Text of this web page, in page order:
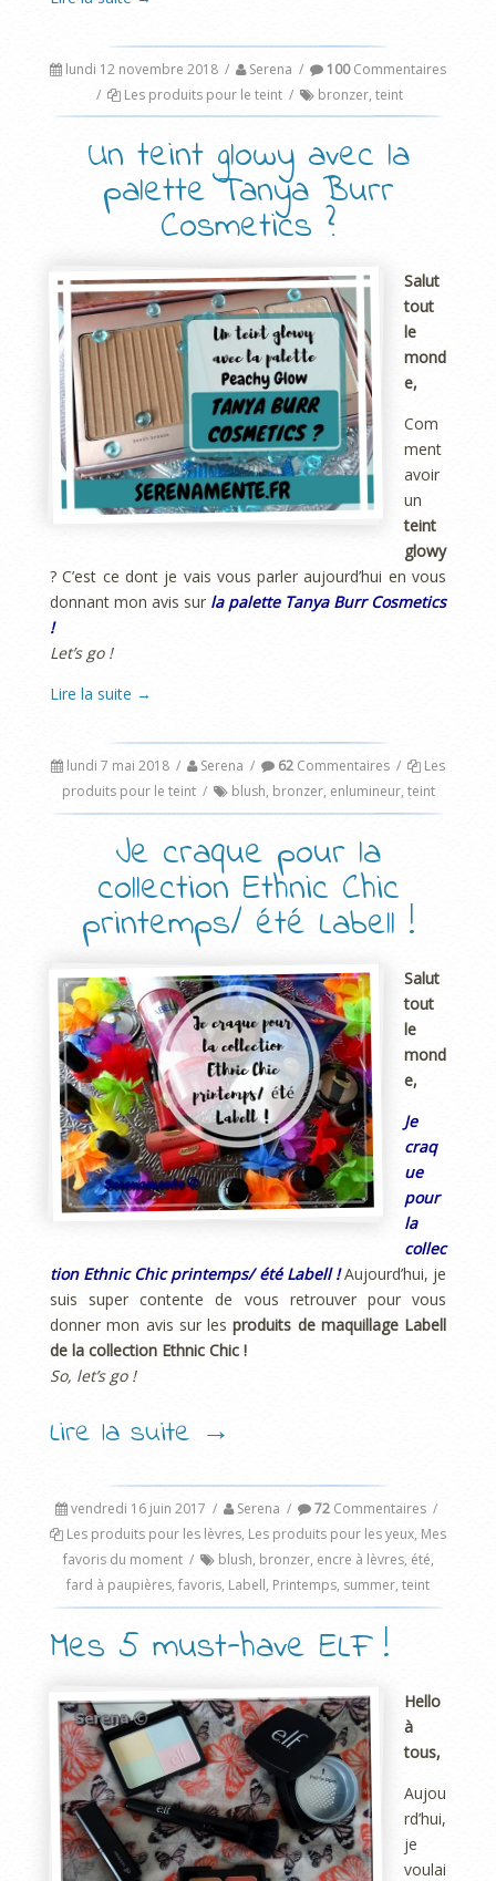
lundi 12 novembre 2018 / Serena / 100Commentaires
/
Les produits pour le teint / bronzer, teint
Un teint glowy avec la
palette Tanya Burr
Cosmetics ?
Salut
tout
le
mond
e,
Com
ment
avoir
un
teint
glowy
? C’est ce dont je vais vous parler aujourd’hui en vous
donnant mon avis sur la palette Tanya Burr Cosmetics
!
Let’s go !
Lire la suite →
lundi 7 mai 2018 / Serena / 62 Commentaires /
Les
produits pour le teint / blush, bronzer, enlumineur, teint
Je craque pour la
collection Ethnic Chic
printemps/ été Labell !
Salut
tout
le
mond
e,
Je
craq
ue
pour
la
collec
tion Ethnic Chic printemps/ été Labell !Aujourd’hui, je
suis super contente de vous retrouver pour vous
donner mon avis sur les produits de maquillage Labell
de la collection Ethnic Chic !
So, let’s go !
Lire la suite →
vendredi 16 juin 2017 / Serena / 72 Commentaires /
Les produits pour les lèvres, Les produits pour les yeux, Mes
favoris du moment / blush, bronzer, encre à lèvres, été,
fard à paupières, favoris, Labell, Printemps, summer, teint
Mes 5 must-have ELF !
Hello
à
tous,
Aujou
rd’hui,
je
voulai